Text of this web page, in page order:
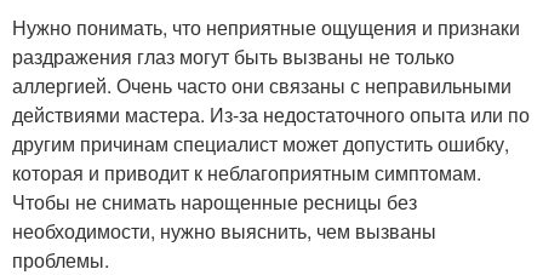
Нужно понимать, что неприятные ощущения и признаки
раздражения глаз могут быть вызваны не только
аллергией. Очень часто они связаны с неправильными
действиями мастера. Из-за недостаточного опыта или по
другим причинам специалист может допустить ошибку,
которая и приводит к неблагоприятным симптомам.
Чтобы не снимать нарощенные ресницы без
необходимости, нужно выяснить, чем вызваны
проблемы.